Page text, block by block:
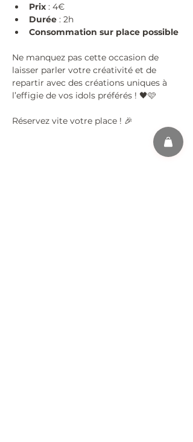
Prix : 4€
Durée : 2h
Consommation sur place possible
Ne manquez pas cette occasion de
laisser parler votre créativité et de
repartir avec des créations uniques à
l’effigie de vos idols préférés ! 🖤🩷
Réservez vite votre place ! 🎉